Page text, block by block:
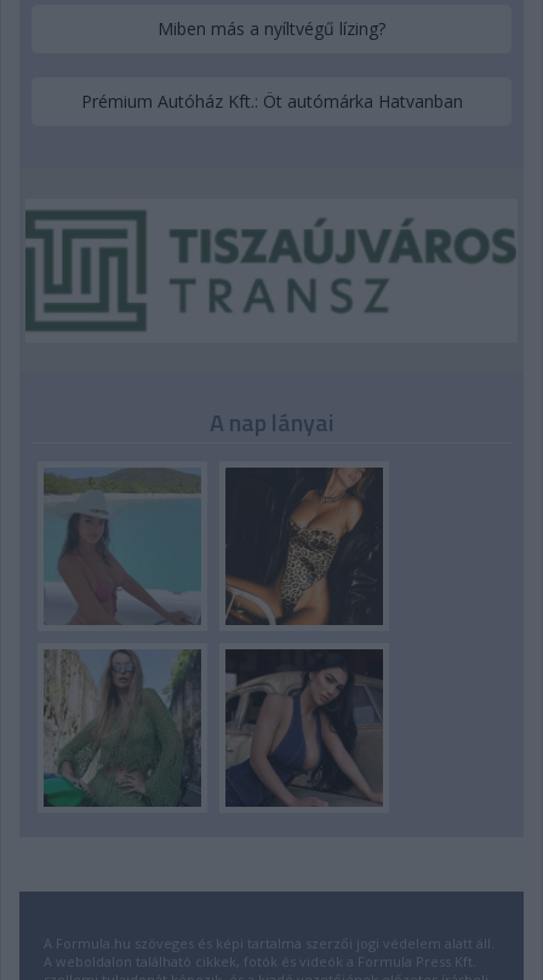
Miben más a nyíltvégű lízing?
Prémium Autóház Kft.: Öt autómárka Hatvanban
A nap lányai
A Formula.hu szöveges és képi tartalma szerzői jogi védelem alatt áll.
A weboldalon található cikkek, fotók és videók a Formula Press Kft.